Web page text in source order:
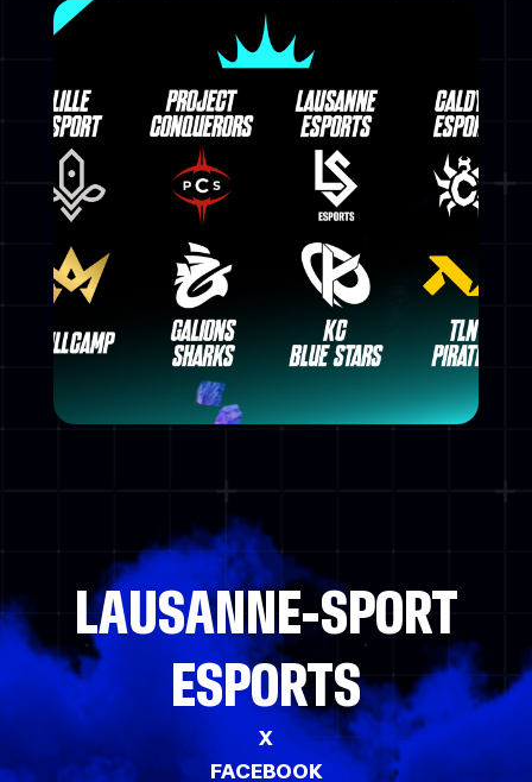
LAUSANNE-SPORT
ESPORTS
X
FACEBOOK